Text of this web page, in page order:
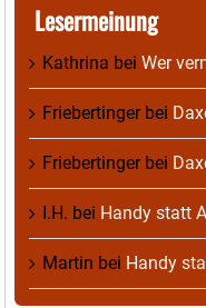
Lesermeinung
Kathrina bei Wer
Friebertingerbei
Friebertingerbei
I.H. bei Handy statt
Martin bei Handy